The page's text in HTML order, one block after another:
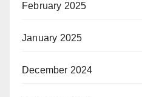
February 2025
January 2025
December 2024